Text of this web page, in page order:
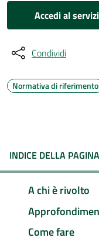
Accedi al
Condividi
Normativa di riferimento
INDICE DELLA PAGINA
A chi è rivolto
Come fare